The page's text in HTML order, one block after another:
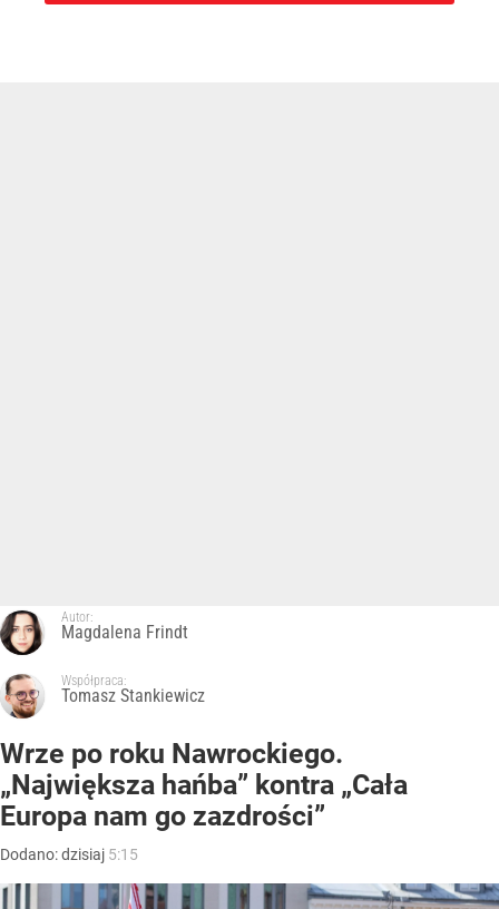
Autor:
Magdalena Frindt
Współpraca:
Tomasz Stankiewicz
Wrze po roku Nawrockiego.
„Największa hańba” kontra „Cała
Europa nam go zazdrości”
Dodano:dzisiaj 5:15